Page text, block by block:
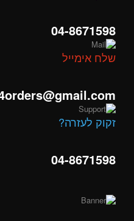
04-8671598
שלח אימייל
a4orders@gmail.com
זקוק לעזרה?
04-8671598